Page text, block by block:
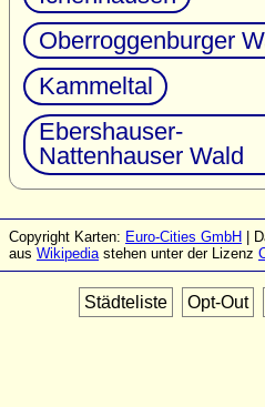
Oberroggenburger
Kammeltal
Ebershauser-
Nattenhauser Wald
Copyright Karten: Euro-Cities GmbH |
aus Wikipediastehen unter der Lizenz
Städteliste Opt-Out